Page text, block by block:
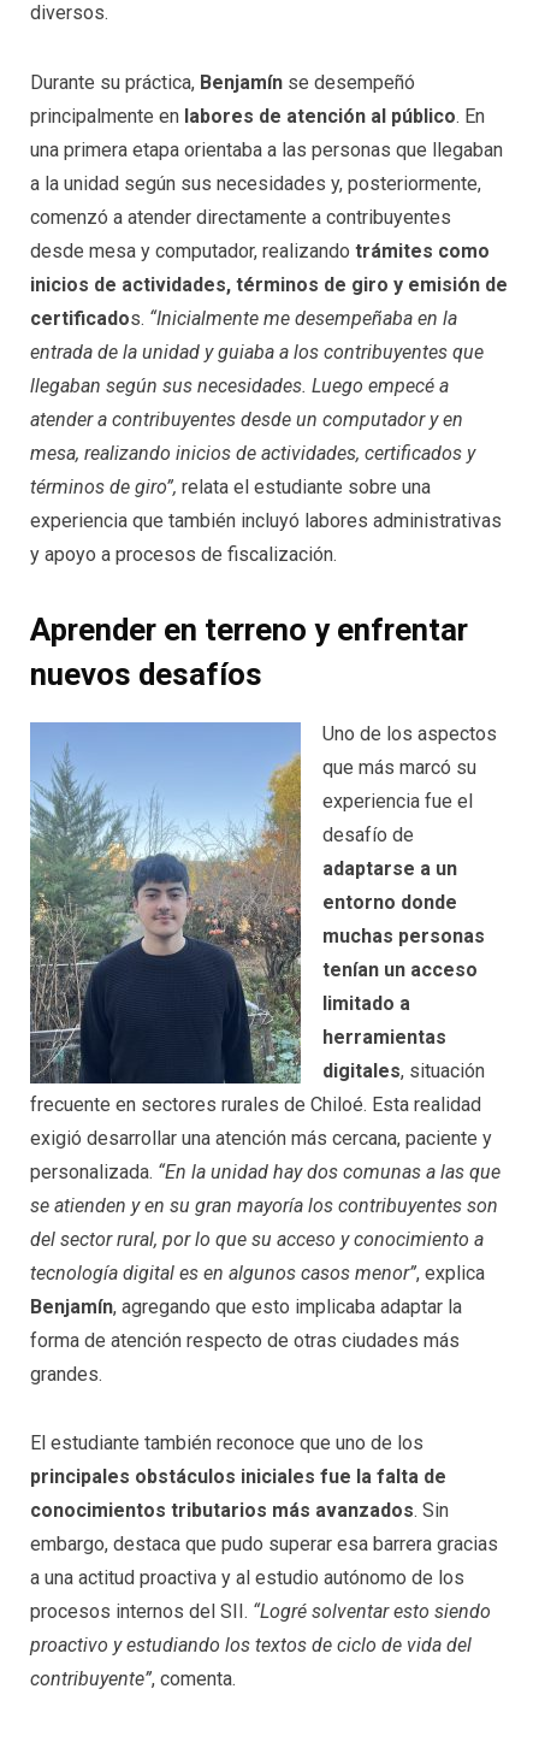
diversos.
Durante su práctica, Benjamín se desempeñó
principalmente en labores de atención al público. En
una primera etapa orientaba a las personas que llegaban
a la unidad según sus necesidades y, posteriormente,
comenzó a atender directamente a contribuyentes
desde mesa y computador, realizando trámites como
inicios de actividades, términos de giro y emisión de
certificados. “Inicialmente me desempeñaba en la
entrada de la unidad y guiaba a los contribuyentes que
llegaban según sus necesidades. Luego empecé a
atender a contribuyentes desde un computador y en
mesa, realizando inicios de actividades, certificados y
términos de giro”, relata el estudiante sobre una
experiencia que también incluyó labores administrativas
y apoyo a procesos de fiscalización.
Aprender en terreno y enfrentar
nuevos desafíos
Uno de los aspectos
que más marcó su
experiencia fue el
desafío de
adaptarse a un
entorno donde
muchas personas
tenían un acceso
limitado a
herramientas
digitales, situación
frecuente en sectores rurales de Chiloé. Esta realidad
exigió desarrollar una atención más cercana, paciente y
personalizada. “En la unidad hay dos comunas a las que
se atienden y en su gran mayoría los contribuyentes son
del sector rural, por lo que su acceso y conocimiento a
tecnología digital es en algunos casos menor”, explica
Benjamín, agregando que esto implicaba adaptar la
forma de atención respecto de otras ciudades más
grandes.
El estudiante también reconoce que uno de los
principales obstáculos iniciales fue la falta de
conocimientos tributarios más avanzados. Sin
embargo, destaca que pudo superar esa barrera gracias
a una actitud proactiva y al estudio autónomo de los
procesos internos del SII. “Logré solventar esto siendo
proactivo y estudiando los textos de ciclo de vida del
contribuyente”, comenta.